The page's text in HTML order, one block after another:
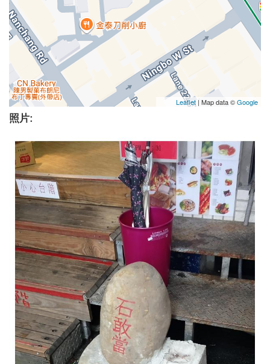
Leaflet | Map data ©Google
照片: